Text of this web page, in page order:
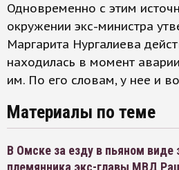
Одновременно с этим
окружении экс-министра
Маргарита Нургалиева
находилась в момент
им. По его словам, у нее и
Материалы по теме
В Омске за езду в пьяном виде
племянника экс-главы МВД